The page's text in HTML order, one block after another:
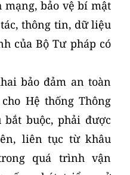
bảo vệ bí mật
thông tin, dữ liệu
của Bộ Tư pháp có
bảo đảm an toàn
Hệ thống Thông
bắt buộc, phải được
liên tục từ khâu
quá trình vận